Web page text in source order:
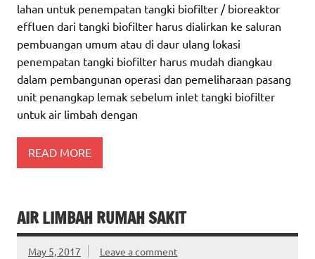
lahan untuk penempatan tangki biofilter / bioreaktor
effluen dari tangki biofilter harus dialirkan ke saluran
pembuangan umum atau di daur ulang lokasi
penempatan tangki biofilter harus mudah diangkau
dalam pembangunan operasi dan pemeliharaan pasang
unit penangkap lemak sebelum inlet tangki biofilter
untuk air limbah dengan
READ MORE
AIR LIMBAH RUMAH SAKIT
May 5, 2017 Leave a comment